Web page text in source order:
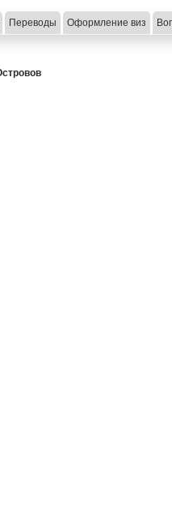
Переводы Оформление виз